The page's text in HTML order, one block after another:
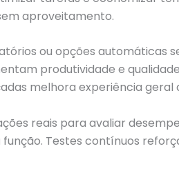
aproveitamento.
ou opções automáticas
produtividade e
melhora experiência geral
reais para avaliar
Testes contínuos